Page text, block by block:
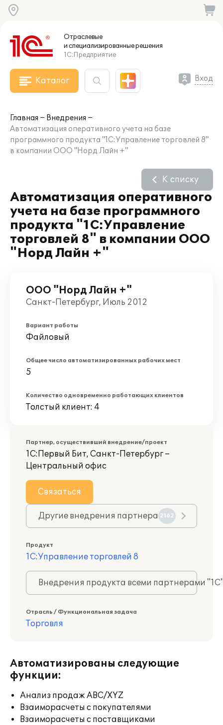
Отраслевые
и специализированныерешения
1С:Предприятие
Каталог Вход
Главная
Внедрения
Автоматизация оперативного учета на базе
программного продукта "1С:Управление торговлей 8"
в компании ООО "Норд Лайн +"
Автоматизация оперативного
учета на базе программного
продукта "1С:Управление
торговлей 8" в компании ООО
"Норд Лайн +"
К списку
ООО "Норд Лайн +"
Санкт-Петербург, Июль 2012
Вариант работы
Файловый
Общее число автоматизированных рабочих мест
5
Количество одновременно работающих клиентов
Толстый клиент: 4
Партнер, осуществивший внедрение/проект
1С:Первый Бит, Санкт-Петербург –
Центральный офис
Связаться
Другие внедрения партнера 2162
Продукт
1С:Управление торговлей 8
Внедрения продукта всеми партнерами
Отрасль / Функциональная задача
Торговля
Автоматизированы следующие
функции:
Анализ продаж ABC/XYZ
Взаиморасчеты с покупателями
Взаиморасчеты с поставщиками